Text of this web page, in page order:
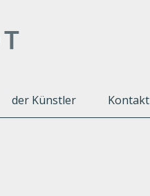
der Künstler Kontakt